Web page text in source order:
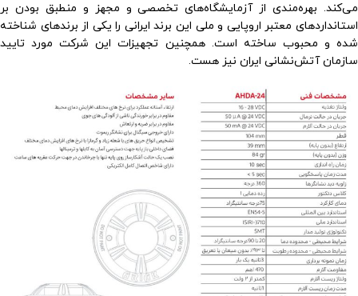
می‌کند. بهره‌مندی از آزمایشگاه‌های تخصصی و مجهز و منطبق بودن بر
استانداردهای معتبر اروپایی و ملی این برند ایرانی را یکی از برندهای شناخته
شده و محبوب ساخته است. همچنين تجهیزات این شرکت مورد تایید
سازمان آتش‌نشانی ایران نیز هست.